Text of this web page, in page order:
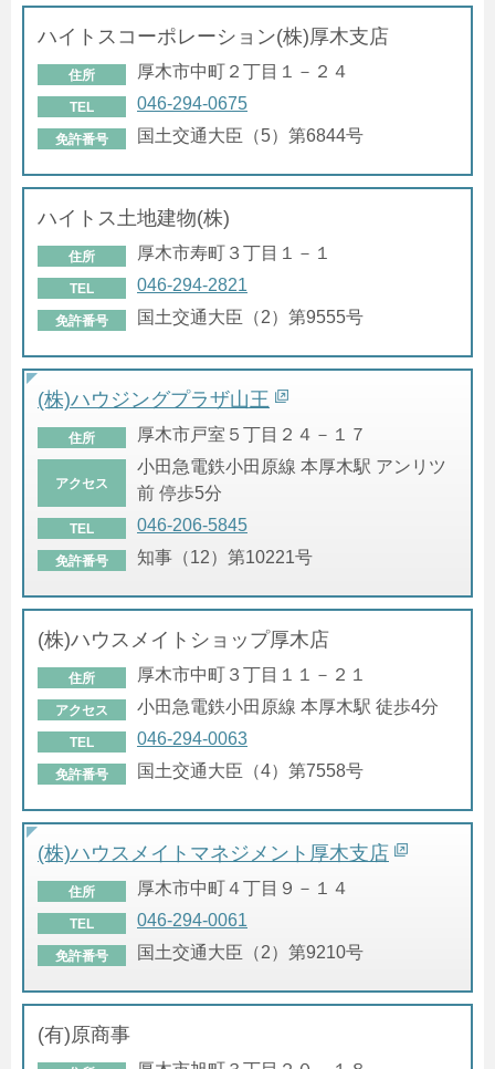
ハイトスコーポレーション(株)厚木支店
住所 厚木市中町２丁目１－２４
TEL 046-294-0675
免許番号 国土交通大臣（5）第6844号
ハイトス土地建物(株)
住所 厚木市寿町３丁目１－１
TEL 046-294-2821
免許番号 国土交通大臣（2）第9555号
(株)ハウジングプラザ山王
住所 厚木市戸室５丁目２４－１７
アクセス
小田急電鉄小田原線 本厚木駅 アンリツ
前 停歩5分
TEL 046-206-5845
免許番号 知事（12）第10221号
(株)ハウスメイトショップ厚木店
住所 厚木市中町３丁目１１－２１
アクセス 小田急電鉄小田原線 本厚木駅 徒歩4分
TEL 046-294-0063
免許番号 国土交通大臣（4）第7558号
(株)ハウスメイトマネジメント厚木支店
住所 厚木市中町４丁目９－１４
TEL 046-294-0061
免許番号 国土交通大臣（2）第9210号
(有)原商事